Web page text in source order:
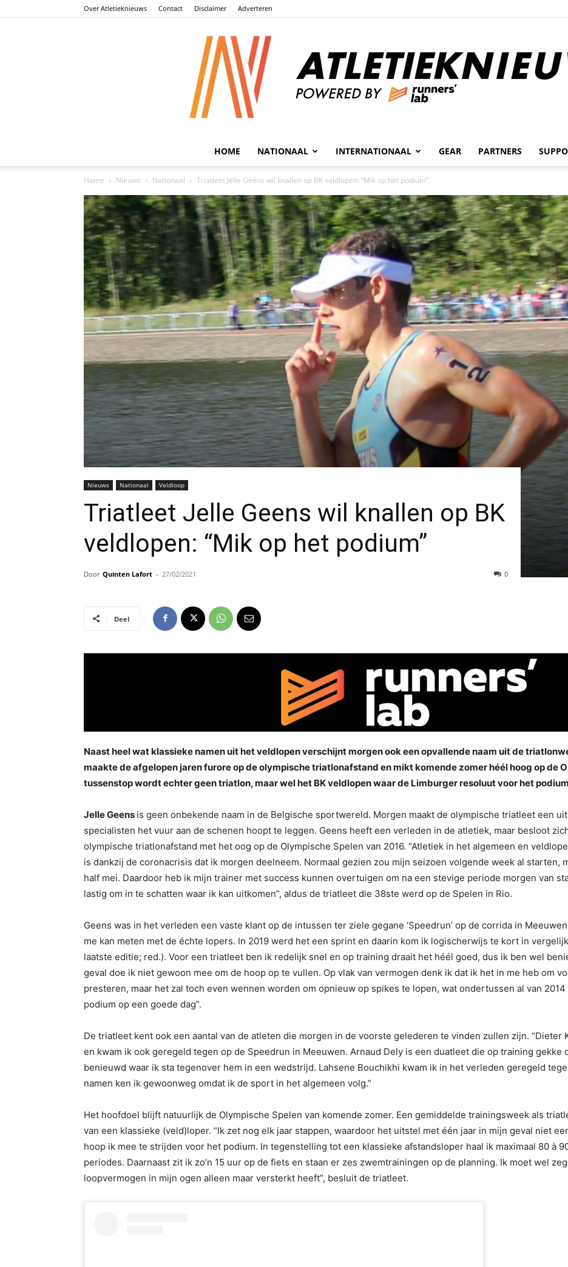
Over Atletieknieuws Contact Disclaimer Adverteren
Atletieknieuws
HOME NATIONAAL INTERNATIONAAL GEAR PARTNERS
Home Nieuws Nationaal Triatleet Jelle Geens wil knallen op BK veldlopen: “Mik op het podium”
Nieuws Nationaal Veldloop
Triatleet Jelle Geens wil knallen op BK
veldlopen: “Mik op het podium”
Door Quinten Lafort - 27/02/2021 0
Deel
Naast heel wat klassieke namen uit het veldlopen verschijnt morgen ook een opvallende naam uit de
maakte de afgelopen jaren furore op de olympische triatlonafstand en mikt komende zomer héél hoog op de
tussenstop wordt echter geen triatlon, maar wel het BK veldlopen waar de Limburger resoluut voor het
Jelle Geens is geen onbekende naam in de Belgische sportwereld. Morgen maakt de olympische triatleet een
specialisten het vuur aan de schenen hoopt te leggen. Geens heeft een verleden in de atletiek, maar besloot
olympische triatlonafstand met het oog op de Olympische Spelen van 2016. “Atletiek in het algemeen en
is dankzij de coronacrisis dat ik morgen deelneem. Normaal gezien zou mijn seizoen volgende week al starten,
half mei. Daardoor heb ik mijn trainer met success kunnen overtuigen om na een stevige periode morgen van
lastig om in te schatten waar ik kan uitkomen”, aldus de triatleet die 38ste werd op de Spelen in Rio.
Geens was in het verleden een vaste klant op de intussen ter ziele gegane ‘Speedrun’ op de corrida in
me kan meten met de échte lopers. In 2019 werd het een sprint en daarin kom ik logischerwijs te kort in
laatste editie; red.). Voor een triatleet ben ik redelijk snel en op training draait het héél goed, dus ik ben wel
geval doe ik niet gewoon mee om de hoop op te vullen. Op vlak van vermogen denk ik dat ik het in me heb om
presteren, maar het zal toch even wennen worden om opnieuw op spikes te lopen, wat ondertussen al van
podium op een goede dag”.
De triatleet kent ook een aantal van de atleten die morgen in de voorste gelederen te vinden zullen zijn. “Dieter
en kwam ik ook geregeld tegen op de Speedrun in Meeuwen. Arnaud Dely is een duatleet die op training gekke
benieuwd waar ik sta tegenover hem in een wedstrijd. Lahsene Bouchikhi kwam ik in het verleden geregeld
namen ken ik gewoonweg omdat ik de sport in het algemeen volg.”
Het hoofdoel blijft natuurlijk de Olympische Spelen van komende zomer. Een gemiddelde trainingsweek als
van een klassieke (veld)loper. “Ik zet nog elk jaar stappen, waardoor het uitstel met één jaar in mijn geval niet
hoop ik mee te strijden voor het podium. In tegenstelling tot een klassieke afstandsloper haal ik maximaal 80 à
periodes. Daarnaast zit ik zo’n 15 uur op de fiets en staan er zes zwemtrainingen op de planning. Ik moet wel
loopvermogen in mijn ogen alleen maar versterkt heeft”, besluit de triatleet.